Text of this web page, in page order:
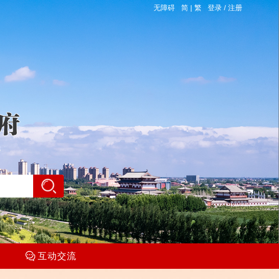
无障碍 简 |繁 登录/ 注册
互动交流